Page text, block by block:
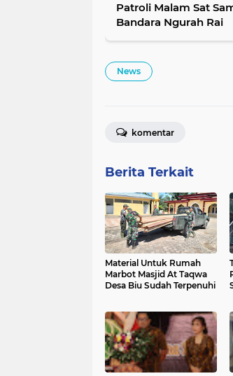
Patroli Malam Sat
Bandara Ngurah Rai
News
komentar
Berita Terkait
Material Untuk Rumah
Marbot Masjid At Taqwa
Desa Biu Sudah Terpenuhi